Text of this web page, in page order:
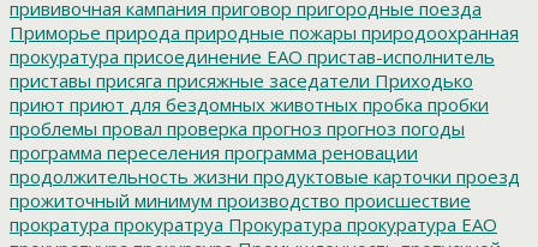
прививочная кампания приговор пригородные поезда
Приморье природа природные пожары природоохранная
прокуратура присоединение ЕАО пристав-исполнитель
приставы присяга присяжные заседатели Приходько
приют приют для бездомных животных пробка пробки
проблемы провал проверка прогноз прогноз погоды
программа переселения программа реновации
продолжительность жизни продуктовые карточки проезд
прожиточный минимум производство происшествие
прократура прокуратруа Прокуратура прокуратура ЕАО